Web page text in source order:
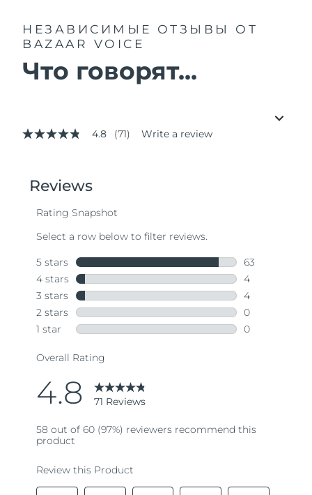
НЕЗАВИСИМЫЕ ОТЗЫВЫ
ОТ
BAZAAR VOICE
Что говорят...
4.8
stars,
average
value.
Same
page
link.
4.8 (71) Write a review